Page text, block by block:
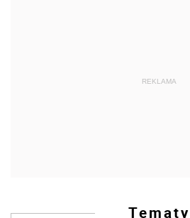
REKLAMA
Tematy